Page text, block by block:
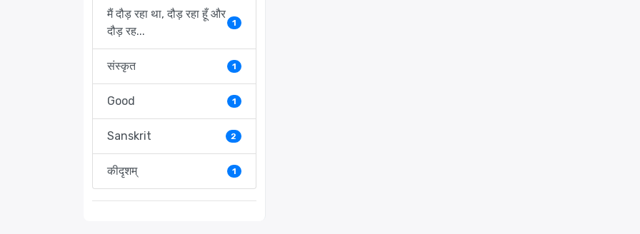
मैं दौड़ रहा था, दौड़ रहा हूँ और
दौड़ रह...
1
संस्कृत 1
Good 1
Sanskrit 2
कीदृशम् 1